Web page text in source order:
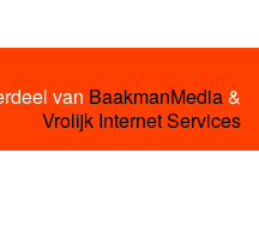
van BaakmanMedia&
Vrolijk Internet Services